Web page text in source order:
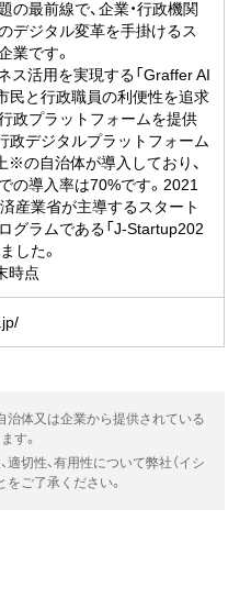
の最前線で、企業・行政機関
デジタル変革を手掛けるス
業です。
ス活用を実現する「Graffer AI
民と行政職員の利便性を追求
政プラットフォームを提供
政デジタルプラットフォーム
※の自治体が導入しており、
の導入率は70%です。2021
産業省が主導するスタート
グラムである「J-Startup202
した。
時点
治体又は企業から提供されている
す。
適切性、有用性について弊社（イシ
をご了承ください。